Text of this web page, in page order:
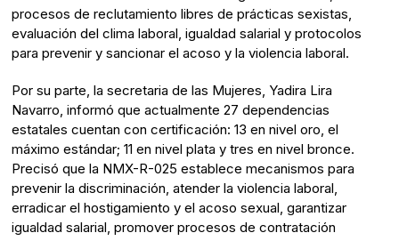
procesos de reclutamiento libres de prácticas sexistas,
evaluación del clima laboral, igualdad salarial y protocolos
para prevenir y sancionar el acoso y la violencia laboral.
Por su parte, la secretaria de las Mujeres, Yadira Lira
Navarro, informó que actualmente 27 dependencias
estatales cuentan con certificación: 13 en nivel oro, el
máximo estándar; 11 en nivel plata y tres en nivel bronce.
Precisó que la NMX-R-025 establece mecanismos para
prevenir la discriminación, atender la violencia laboral,
erradicar el hostigamiento y el acoso sexual, garantizar
igualdad salarial, promover procesos de contratación